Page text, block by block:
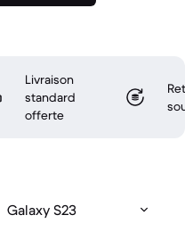
Livraison
standard
offerte
Galaxy S23